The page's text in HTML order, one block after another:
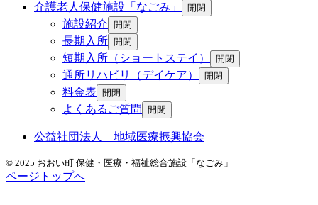
介護老人保健施設「なごみ」 開閉
施設紹介 開閉
長期入所 開閉
短期入所（ショートステイ） 開閉
通所リハビリ（デイケア） 開閉
料金表 開閉
よくあるご質問 開閉
公益社団法人 地域医療振興協会
© 2025 おおい町 保健・医療・福祉総合施設「なごみ」
ページトップへ